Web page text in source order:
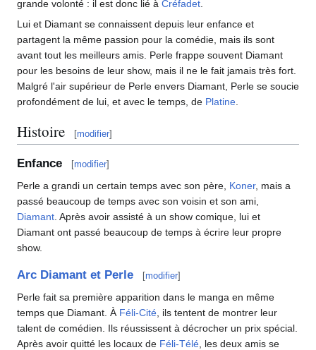
grande volonté : il est donc lié à Créfadet
Lui et Diamant se connaissent depuis leur enfance et
partagent la même passion pour la comédie, mais ils sont
avant tout les meilleurs amis. Perle frappe souvent Diamant
pour les besoins de leur show, mais il ne le fait jamais très fort.
Malgré l'air supérieur de Perle envers Diamant, Perle se soucie
profondément de lui, et avec le temps, de Platine
Histoire [modifier]
Enfance [modifier]
Perle a grandi un certain temps avec son père, Koner, mais a
passé beaucoup de temps avec son voisin et son ami,
Diamant . Après avoir assisté à un show comique, lui et
Diamant ont passé beaucoup de temps à écrire leur propre
show.
Arc Diamant et Perle [modifier]
Perle fait sa première apparition dans le manga en même
temps que Diamant. À Féli-Cité , ils tentent de montrer leur
talent de comédien. Ils réussissent à décrocher un prix spécial.
Après avoir quitté les locaux de Féli-Télé , les deux amis se